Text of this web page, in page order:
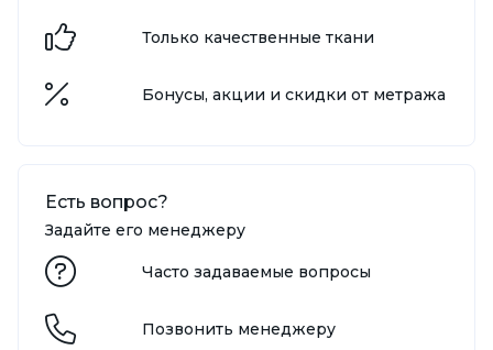
Только качественные ткани
Бонусы, акции и скидки от метража
Есть вопрос?
Задайте его менеджеру
Часто задаваемые вопросы
Позвонить менеджеру